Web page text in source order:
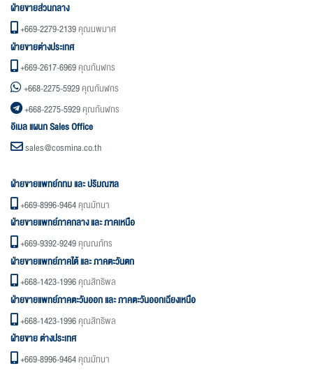
ฝ่ายขายส่วนกลาง
+669-2279-2139คุณนพมาศ
ฝ่ายขายต่างประเทศ
+669-2617-6969คุณกันฬกร
+668-2275-5929คุณกันฬกร
+668-2275-5929คุณกันฬกร
อิเมล แผนก Sales Office
sales@cosmina.co.th
ฝ่ายขายแพทย์กทม และ ปริมณฑล
+669-8996-9464คุณมัทนา
ฝ่ายขายแพทย์ภาคกลาง และ ภาคเหนือ
+669-9392-9249คุณณภัทร
ฝ่ายขายแพทย์ภาคใต้ และ ภาคตะวันตก
+668-1423-1996คุณสิทธิพล
ฝ่ายขายแพทย์ภาคตะวันออก และ ภาคตะวันออกเฉียงเหนือ
+668-1423-1996คุณสิทธิพล
ฝ่ายขาย ต่างประเทศ
+669-8996-9464คุณมัทนา